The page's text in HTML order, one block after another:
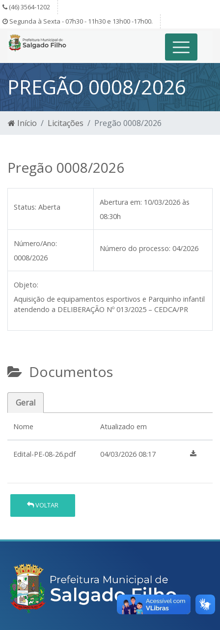
(46) 3564-1202
Segunda à Sexta - 07h30 - 11h30 e 13h00 -17h00.
PREGÃO 0008/2026
Início Licitações Pregão 0008/2026
Pregão 0008/2026
Status: Aberta
Abertura em: 10/03/2026 às
08:30h
Número/Ano:
0008/2026
Número do processo: 04/2026
Objeto:
Aquisição de equipamentos esportivos e Parquinho infantil
atendendo a DELIBERAÇÃO Nº 013/2025 – CEDCA/PR
Documentos
Geral
Nome Atualizado em
Edital-PE-08-26.pdf 04/03/2026 08:17
VOLTAR